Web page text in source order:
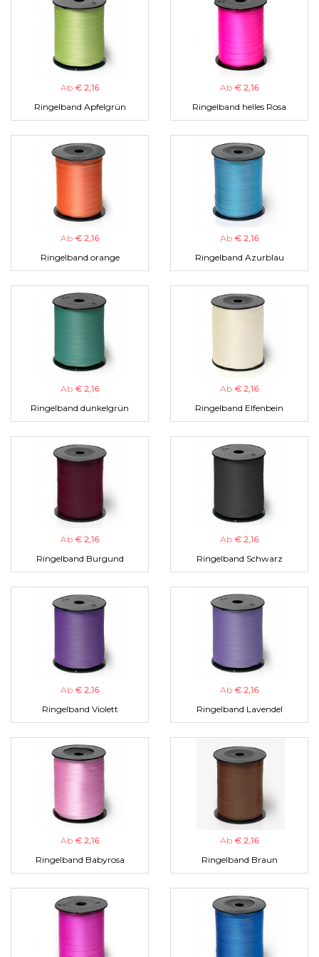
Ab € 2,16
Ringelband Apfelgrün
Ab € 2,16
Ringelband helles Rosa
Ab € 2,16
Ringelband orange
Ab € 2,16
Ringelband Azurblau
Ab € 2,16
Ringelband dunkelgrün
Ab € 2,16
Ringelband Elfenbein
Ab € 2,16
Ringelband Burgund
Ab € 2,16
Ringelband Schwarz
Ab € 2,16
Ringelband Violett
Ab € 2,16
Ringelband Lavendel
Ab € 2,16
Ringelband Babyrosa
Ab € 2,16
Ringelband Braun